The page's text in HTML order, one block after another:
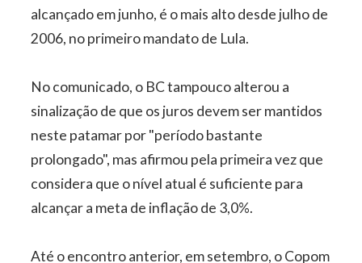
alcançado em junho, é o mais alto desde julho de
2006, no primeiro mandato de Lula.
No comunicado, o BC tampouco alterou a
sinalização de que os juros devem ser mantidos
neste patamar por "período bastante
prolongado", mas afirmou pela primeira vez que
considera que o nível atual é suficiente para
alcançar a meta de inflação de 3,0%.
Até o encontro anterior, em setembro, o Copom